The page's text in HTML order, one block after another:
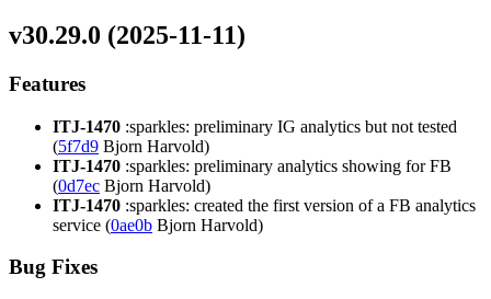
v30.29.0 (2025-11-11)
Features
ITJ-1470 :sparkles: preliminary IG analytics but not tested
(5f7d9 Bjorn Harvold)
ITJ-1470 :sparkles: preliminary analytics showing for FB
(0d7ec Bjorn Harvold)
ITJ-1470 :sparkles: created the first version of a FB analytics
service (0ae0b Bjorn Harvold)
Bug Fixes